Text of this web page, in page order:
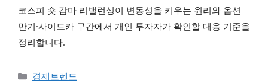
코스피 숏 감마 리밸런싱이 변동성을 키우는 원리와 옵션
만기·사이드카 구간에서 개인 투자자가 확인할 대응 기준을
정리합니다.
카테고리
경제트렌드